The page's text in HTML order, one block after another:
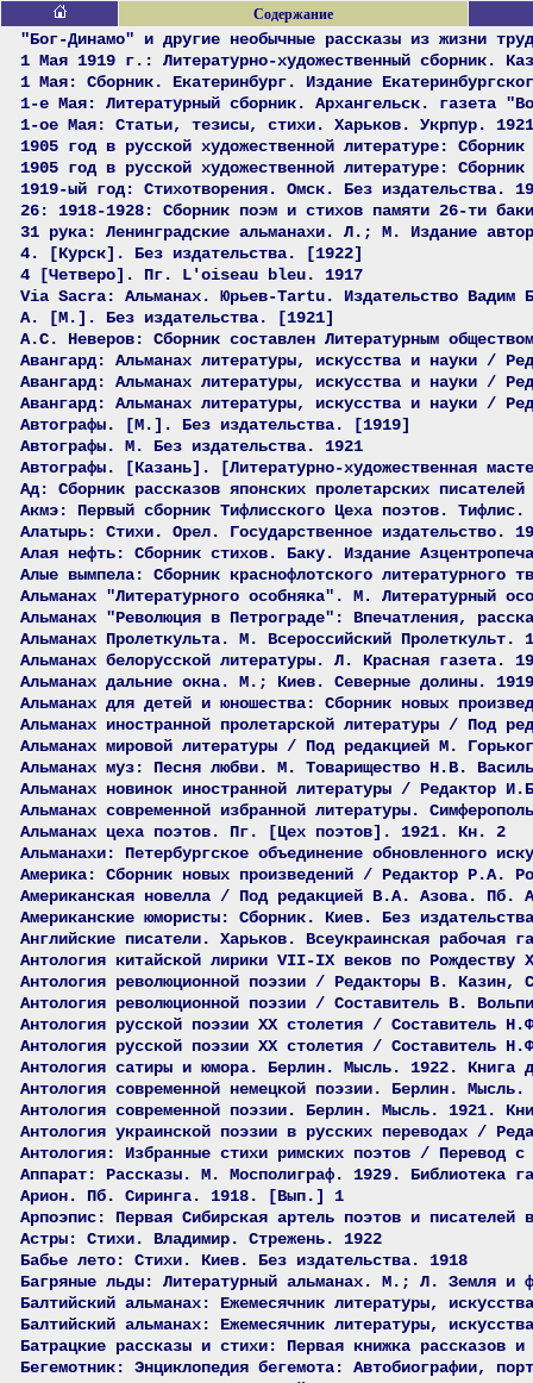
Содержание
"Бог-Динамо" и другие необычные рассказы из жизни
1 Мая 1919 г.: Литературно-художественный сборник.
1 Мая: Сборник. Екатеринбург. Издание
1-е Мая: Литературный сборник. Архангельск. газета
1-ое Мая: Статьи, тезисы, стихи. Харьков. Укрпур. 1921
1905 год в русской художественной литературе:
1905 год в русской художественной литературе:
1919-ый год: Стихотворения. Омск. Без издательства.
26: 1918-1928: Сборник поэм и стихов памяти 26-ти
31 рука: Ленинградские альманахи. Л.; М. Издание
4. [Курск]. Без издательства. [1922]
4 [Четверо]. Пг. L'oiseau bleu. 1917
Via Sacra: Альманах. Юрьев-Tartu. Издательство Вадим
А. [М.]. Без издательства. [1921]
А.С. Неверов: Сборник составлен Литературным
Авангард: Альманах литературы, искусства и науки /
Авангард: Альманах литературы, искусства и науки /
Авангард: Альманах литературы, искусства и науки /
Автографы. [М.]. Без издательства. [1919]
Автографы. М. Без издательства. 1921
Автографы. [Казань]. [Литературно-художественная
Ад: Сборник рассказов японских пролетарских
Акмэ: Первый сборник Тифлисского Цеха поэтов.
Алатырь: Стихи. Орел. Государственное издательство.
Алая нефть: Сборник стихов. Баку. Издание
Алые вымпела: Сборник краснофлотского литературного
Альманах "Литературного особняка". М. Литературный
Альманах "Революция в Петрограде": Впечатления,
Альманах Пролеткульта. М. Всероссийский Пролеткульт.
Альманах белорусской литературы. Л. Красная газета.
Альманах дальние окна. М.; Киев. Северные долины. 1919
Альманах для детей и юношества: Сборник новых
Альманах иностранной пролетарской литературы / Под
Альманах мировой литературы / Под редакцией М.
Альманах муз: Песня любви. М. Товарищество Н.В.
Альманах новинок иностранной литературы / Редактор
Альманах современной избранной литературы.
Альманах цеха поэтов. Пг. [Цех поэтов]. 1921. Кн. 2
Альманахи: Петербургское объединение обновленного
Америка: Сборник новых произведений / Редактор Р.А.
Американская новелла / Под редакцией В.А. Азова. Пб.
Американские юмористы: Сборник. Киев. Без
Английские писатели. Харьков. Всеукраинская рабочая
Антология китайской лирики VII-IX веков по
Антология революционной поэзии / Редакторы В.
Антология революционной поэзии / Составитель В.
Антология русской поэзии ХХ столетия / Составитель
Антология русской поэзии ХХ столетия /
Антология сатиры и юмора. Берлин. Мысль. 1922. Книга
Антология современной немецкой поэзии. Берлин.
Антология современной поэзии. Берлин. Мысль. 1921.
Антология украинской поэзии в русских переводах /
Антология: Избранные стихи римских поэтов / Перевод
Аппарат: Рассказы. М. Мосполиграф. 1929. Библиотека
Арион. Пб. Сиринга. 1918. [Вып.] 1
Арпоэпис: Первая Сибирская артель поэтов и
Астры: Стихи. Владимир. Стрежень. 1922
Бабье лето: Стихи. Киев. Без издательства. 1918
Багряные льды: Литературный альманах. М.; Л. Земля и
Балтийский альманах: Ежемесячник литературы,
Балтийский альманах: Ежемесячник литературы,
Батрацкие рассказы и стихи: Первая книжка
Бегемотник: Энциклопедия бегемота: Автобиографии,